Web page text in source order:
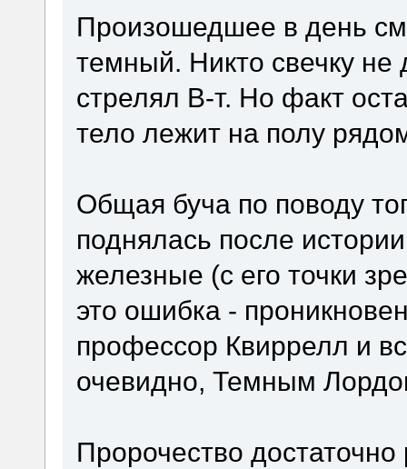
Произошедшее в день
темный. Никто свечку
стрелял В-т. Но факт
тело лежит на полу
Общая буча по поводу
поднялась после
железные (с его точки
это ошибка -
профессор Квиррелл и
очевидно, Темным
Пророчество